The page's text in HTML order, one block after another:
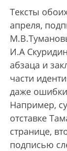
Тексты
апреля,
И.А
абзаца и
части
даже
Например,
отставке
странице,
подписью